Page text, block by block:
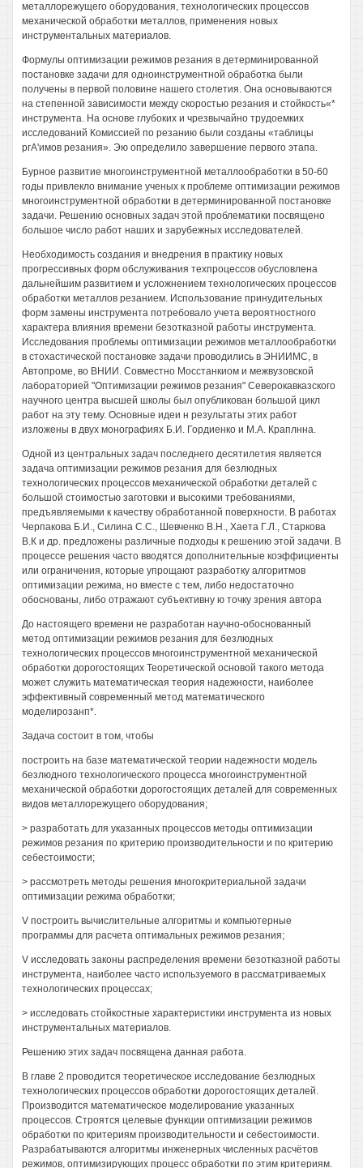
металлорежущего оборудования, технологических процессов
механической обработки металлов, применения новых
инструментальных материалов.
Формулы оптимизации режимов резания в детерминированной
постановке задачи для одноинструментной обработка были
получены в первой половине нашего столетия. Она основываются
на степенной зависимости между скоростью резания и стойкость«*
инструмента. На основе глубоких и чрезвычайно трудоемких
исследований Комиссией по резанию были созданы «таблицы
ргА'имов резания». Эю определило завершение первого этапа.
Бурное развитие многоинструментной металлообработки в 50-60
годы привлекло внимание ученых к проблеме оптимизации режимов
многоинструментной обработки в детерминированной постановке
задачи. Решению основных задач этой проблематики посвящено
большое число работ наших и зарубежных исследователей.
Необходимость создания и внедрения в практику новых
прогрессивных форм обслуживания техпроцессов обусловлена
дальнейшим развитием и усложнением технологических процессов
обработки металлов резанием. Использование принудительных
форм замены инструмента потребовало учета вероятностного
характера влияния времени безотказной работы инструмента.
Исследования проблемы оптимизации режимов металлообработки
в стохастической постановке задачи проводились в ЭНИИМС, в
Автопроме, во ВНИИ. Совместно Мосстанкиом и межвузовской
лабораторией "Оптимизации режимов резания" Северокавказского
научного центра высшей школы был опубликован большой цикл
работ на эту тему. Основные идеи н результаты этих работ
изложены в двух монографиях Б.И. Гордиенко и М.А. Краплнна.
Одной из центральных задач последнего десятилетия является
задача оптимизации режимов резания для безлюдных
технологических процессов механической обработки деталей с
большой стоимостью заготовки и высокими требованиями,
предъявляемыми к качеству обработанной поверхности. В работах
Черпакова Б.И., Силина С.С., Шевченко В.Н., Хаета Г.Л., Старкова
В.К и др. предложены различные подходы к решению этой задачи. В
процессе решения часто вводятся дополнительные коэффициенты
или ограничения, которые упрощают разработку алгоритмов
оптимизации режима, но вместе с тем, либо недостаточно
обоснованы, либо отражают субъективну ю точку зрения автора
До настоящего времени не разработан научно-обоснованный
метод оптимизации режимов резания для безлюдных
технологических процессов многоинструментной механической
обработки дорогостоящих Теоретической основой такого метода
может служить математическая теория надежности, наиболее
эффективный современный метод математического
моделирозанп*.
Задача состоит в том, чтобы
построить на базе математической теории надежности модель
безлюдного технологического процесса многоинструментной
механической обработки дорогостоящих деталей для современных
видов металлорежущего оборудования;
> разработать для указанных процессов методы оптимизации
режимов резания по критерию производительности и по критерию
себестоимости;
> рассмотреть методы решения многокритериальной задачи
оптимизации режима обработки;
V построить вычислительные алгоритмы и компьютерные
программы для расчета оптимальных режимов резания;
V исследовать законы распределения времени безотказной работы
инструмента, наиболее часто используемого в рассматриваемых
технологических процессах;
> исследовать стойкостные характеристики инструмента из новых
инструментальных материалов.
Решению этих задач посвящена данная работа.
В главе 2 проводится теоретическое исследование безлюдных
технологических процессов обработки дорогостоящих деталей.
Производится математическое моделирование указанных
процессов. Строятся целевые функции оптимизации режимов
обработки по критериям производительности и себестоимости.
Разрабатываются алгоритмы инженерных численных расчётов
режимов, оптимизирующих процесс обработки по этим критериям.